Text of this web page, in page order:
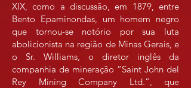
XIX, como a discussão, em 1879, entre
Bento Epaminondas, um homem negro
que tornou-se notório por sua luta
abolicionista na região de Minas Gerais, e
o Sr. Williams, o diretor inglês da
companhia de mineração “Saint John del
Rey Mining Company Ltd.”, que